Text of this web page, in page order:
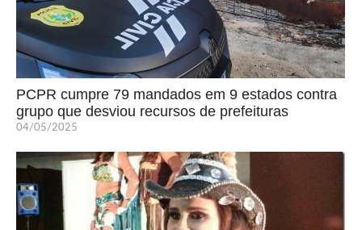
PCPR cumpre 79 mandados em 9 estados contra
grupo que desviou recursos de prefeituras
04/05/2025